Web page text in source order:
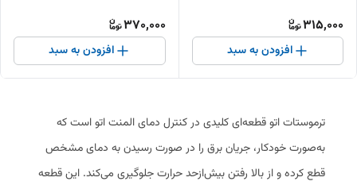
315,000
افزودن به سبد
370,000
افزودن به سبد
ترموستات اتو قطعه‌ای کلیدی در کنترل دمای المنت اتو است که
به‌صورت خودکار، جریان برق را در صورت رسیدن به دمای مشخص
قطع کرده و از بالا رفتن بیش‌ازحد حرارت جلوگیری می‌کند. این قطعه